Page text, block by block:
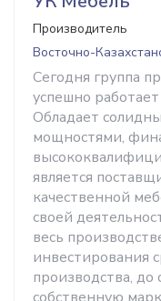
Производитель
Восточно-
Сегодня группа
успешно
Обладает
мощностями,
является
качественной
своей
весь
инвестирования
производства,